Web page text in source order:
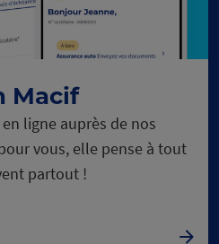
Macif
ligne auprès de nos
vous, elle pense à tout
partout !